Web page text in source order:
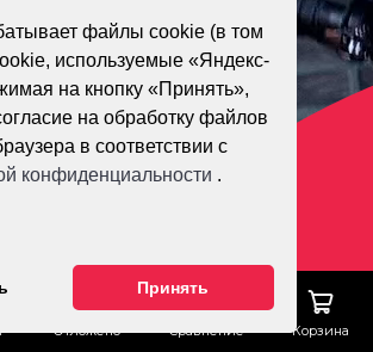
файлы cookie (в том
используемые «Яндекс-
на кнопку «Принять»,
на обработку файлов
в соответствии с
конфиденциальности .
Принять
Отложено Сравнение Корзина